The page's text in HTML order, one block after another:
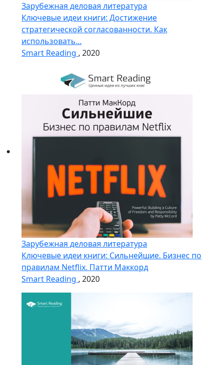
Зарубежная деловая литература
Ключевые идеи книги: Достижение
стратегической согласованности. Как
использовать...
Smart Reading , 2020
Зарубежная деловая литература
Ключевые идеи книги: Сильнейшие. Бизнес по
правилам Netflix. Патти Маккорд
Smart Reading , 2020